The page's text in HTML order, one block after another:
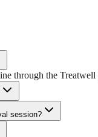
through the
session?